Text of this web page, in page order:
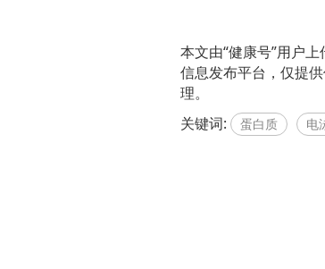
本文由“健康号”用户
信息发布平台，仅提
理。
关键词:
蛋白质 电